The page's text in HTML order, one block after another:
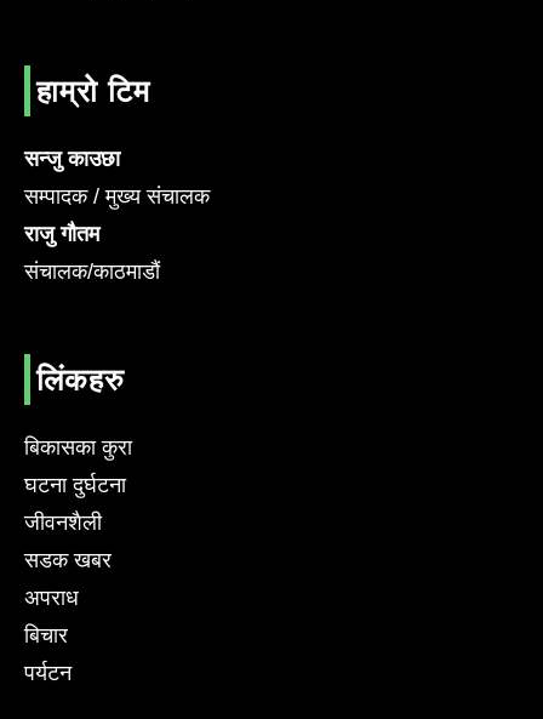
हाम्रो टिम
सन्जु काउछा
सम्पादक / मुख्य संचालक
राजु गौतम
संचालक/काठमाडौं
लिंकहरु
बिकासका कुरा
घटना दुर्घटना
जीवनशैली
सडक खबर
अपराध
बिचार
पर्यटन